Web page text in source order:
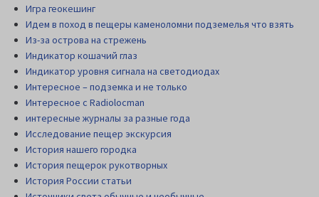
Игра геокешинг
Идем в поход в пещеры каменоломни подземелья что взять
Из-за острова на стрежень
Индикатор кошачий глаз
Индикатор уровня сигнала на светодиодах
Интересное – подземка и не только
Интересное с Radiolocman
интересные журналы за разные года
Исследование пещер экскурсия
История нашего городка
История пещерок рукотворных
История России статьи